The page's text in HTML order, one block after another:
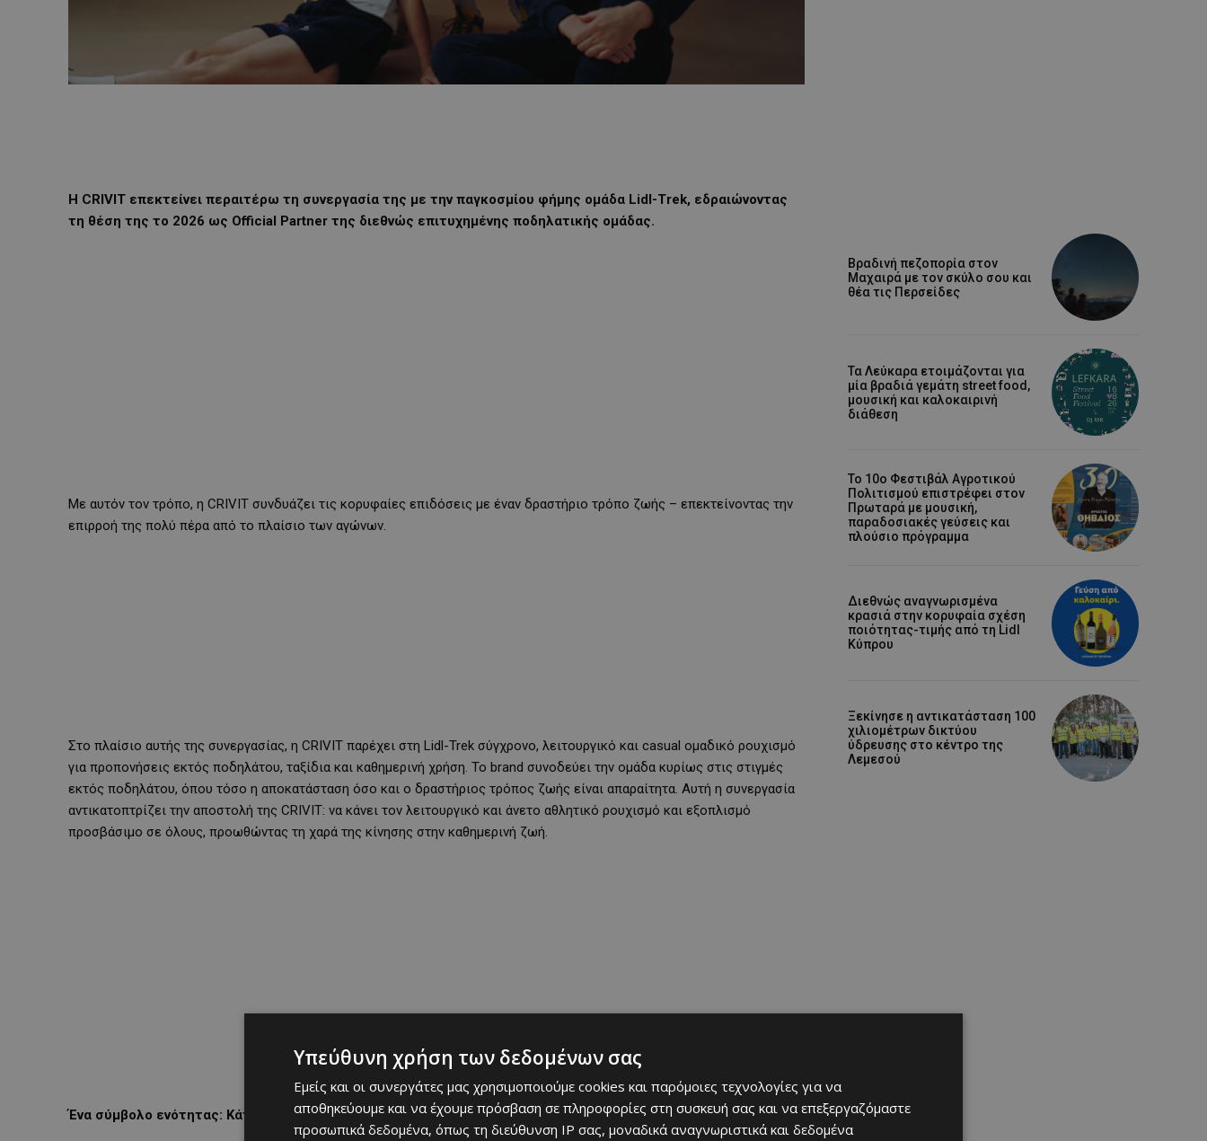
Η CRIVIT επεκτείνει περαιτέρω τη συνεργασία της με την παγκοσμίου φήμης ομάδα Lidl-Trek, εδραιώνοντας
τη θέση της το 2026 ως Official Partner της διεθνώς επιτυχημένης ποδηλατικής ομάδας.
Με αυτόν τον τρόπο, η CRIVIT συνδυάζει τις κορυφαίες επιδόσεις με έναν δραστήριο τρόπο ζωής – επεκτείνοντας την
επιρροή της πολύ πέρα από το πλαίσιο των αγώνων.
Στο πλαίσιο αυτής της συνεργασίας, η CRIVIT παρέχει στη Lidl-Trek σύγχρονο, λειτουργικό και casual ομαδικό ρουχισμό
για προπονήσεις εκτός ποδηλάτου, ταξίδια και καθημερινή χρήση. Το brand συνοδεύει την ομάδα κυρίως στις στιγμές
εκτός ποδηλάτου, όπου τόσο η αποκατάσταση όσο και ο δραστήριος τρόπος ζωής είναι απαραίτητα. Αυτή η συνεργασία
αντικατοπτρίζει την αποστολή της CRIVIT: να κάνει τον λειτουργικό και άνετο αθλητικό ρουχισμό και εξοπλισμό
προσβάσιμο σε όλους, προωθώντας τη χαρά της κίνησης στην καθημερινή ζωή.
Ένα σύμβολο ενότητας: Κάτι παραπάνω από απλά ρούχα
Βραδινή πεζοπορία στον
Μαχαιρά με τον σκύλο σου και
θέα τις Περσείδες
Τα Λεύκαρα ετοιμάζονται για
μία βραδιά γεμάτη street food,
μουσική και καλοκαιρινή
διάθεση
Το 10ο Φεστιβάλ Αγροτικού
Πολιτισμού επιστρέφει στον
Πρωταρά με μουσική,
παραδοσιακές γεύσεις και
πλούσιο πρόγραμμα
Διεθνώς αναγνωρισμένα
κρασιά στην κορυφαία σχέση
ποιότητας-τιμής από τη Lidl
Κύπρου
Ξεκίνησε η αντικατάσταση 100
χιλιομέτρων δικτύου
ύδρευσης στο κέντρο της
Λεμεσού
Υπεύθυνη χρήση των δεδομένων σας
Εμείς και οι συνεργάτες μας χρησιμοποιούμε cookies και παρόμοιες τεχνολογίες για να
αποθηκεύουμε και να έχουμε πρόσβαση σε πληροφορίες στη συσκευή σας και να επεξεργαζόμαστε
προσωπικά δεδομένα, όπως τη διεύθυνση IP σας, μοναδικά αναγνωριστικά και δεδομένα